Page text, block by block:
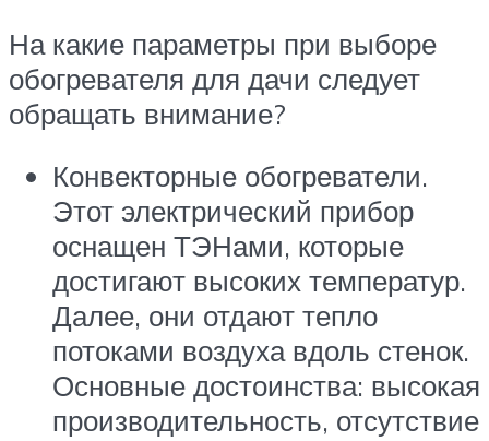
На какие параметры при выборе
обогревателя для дачи следует
обращать внимание?
Конвекторные обогреватели.
Этот электрический прибор
оснащен ТЭНами, которые
достигают высоких температур.
Далее, они отдают тепло
потоками воздуха вдоль стенок.
Основные достоинства: высокая
производительность, отсутствие